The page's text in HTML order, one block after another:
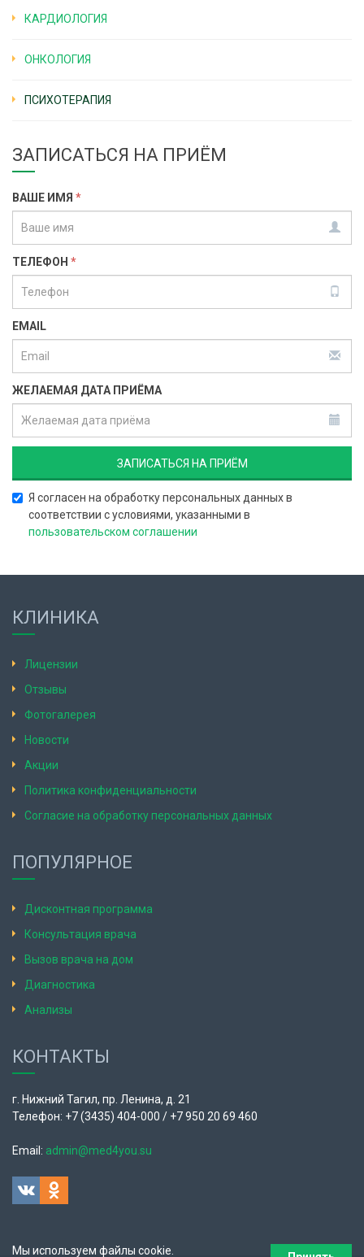
КАРДИОЛОГИЯ
ОНКОЛОГИЯ
ПСИХОТЕРАПИЯ
ЗАПИСАТЬСЯ НА ПРИЁМ
ВАШЕ ИМЯ *
ТЕЛЕФОН *
EMAIL
ЖЕЛАЕМАЯ ДАТА ПРИЁМА
Я согласен на обработку персональных данных в
соответствии с условиями, указанными в
пользовательском соглашении
КЛИНИКА
Лицензии
Отзывы
Фотогалерея
Новости
Акции
Политика конфиденциальности
Согласие на обработку персональных данных
ПОПУЛЯРНОЕ
Дисконтная программа
Консультация врача
Вызов врача на дом
Диагностика
Анализы
КОНТАКТЫ
г. Нижний Тагил, пр. Ленина, д. 21
Телефон: +7 (3435) 404-000 / +7 950 20 69 460
Email: admin@med4you.su
Мы используем файлы cookie.